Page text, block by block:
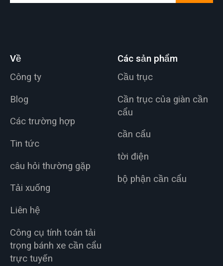
Về
Công ty
Blog
Các trường hợp
Tin tức
câu hỏi thường gặp
Tải xuống
Liên hệ
Công cụ tính toán tải
trọng bánh xe cần cẩu
trực tuyến
Các sản phẩm
Cầu trục
Cần trục của giàn cần
cẩu
cần cẩu
tời điện
bộ phận cần cẩu